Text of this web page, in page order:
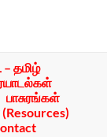
– தமிழ்
பாசுரங்கள்